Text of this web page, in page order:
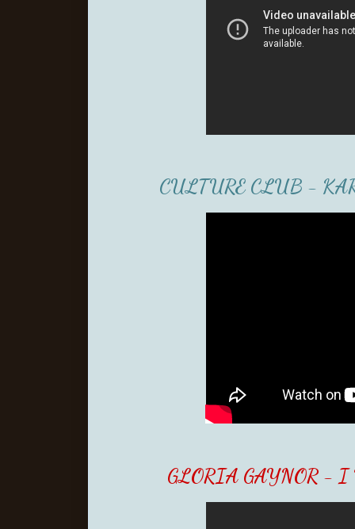
CULTURE CLUB -
GLORIA GAYNOR -